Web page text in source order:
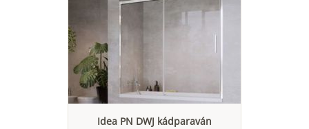
Idea PN DWJ kádparaván